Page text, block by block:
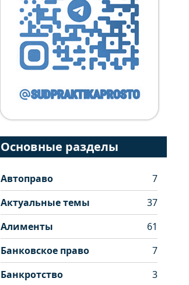
Основные разделы
Автоправо
7
Актуальные темы
37
Алименты
61
Банковское право
7
Банкротство
3